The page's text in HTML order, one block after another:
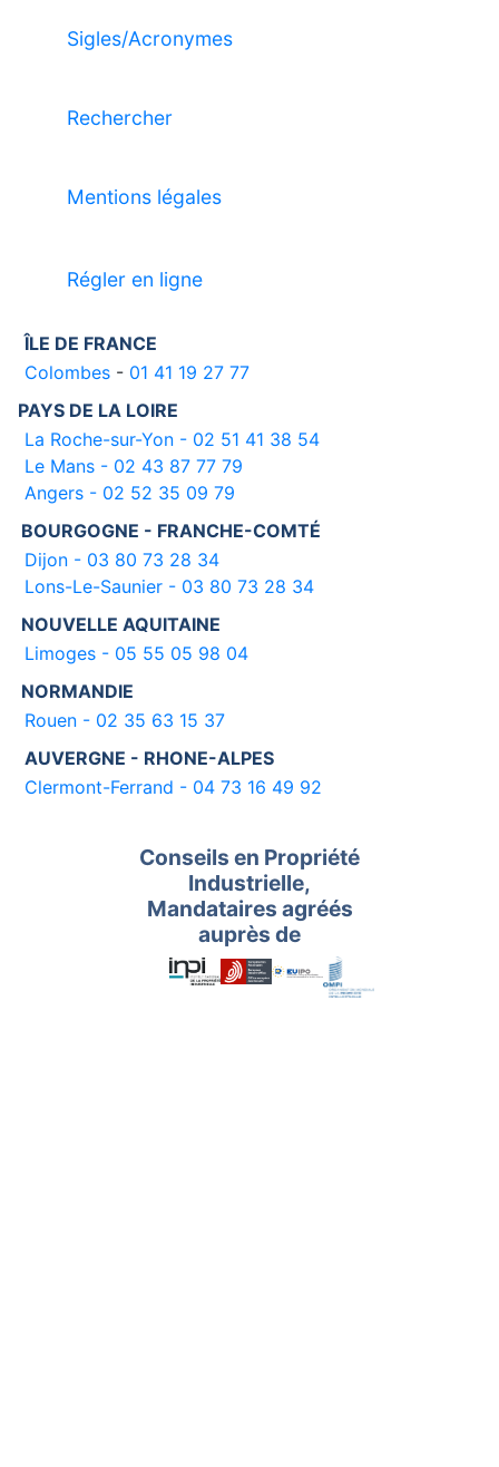
Sigles/Acronymes
Rechercher
Mentions légales
Régler en ligne
ÎLE DE FRANCE
Colombes - 01 41 19 27 77
PAYS DE LA LOIRE
La Roche-sur-Yon - 02 51 41 38 54
Le Mans - 02 43 87 77 79
Angers - 02 52 35 09 79
BOURGOGNE - FRANCHE-COMTÉ
Dijon - 03 80 73 28 34
Lons-Le-Saunier - 03 80 73 28 34
NOUVELLE AQUITAINE
Limoges - 05 55 05 98 04
NORMANDIE
Rouen - 02 35 63 15 37
AUVERGNE - RHONE-ALPES
Clermont-Ferrand - 04 73 16 49 92
Conseils en Propriété
Industrielle,
Mandataires agréés
auprès de